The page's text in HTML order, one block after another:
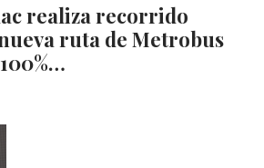
realiza recorrido
ruta de Metrobus